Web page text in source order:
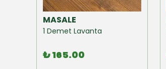
MASALE
1 Demet Lavanta
₺ 165.00